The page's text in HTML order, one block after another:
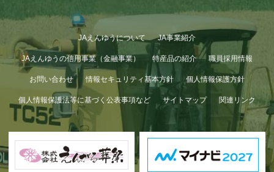
JAえんゆうについて JA事業紹介
JAえんゆうの信用事業（金融事業） 特産品の紹介 職員採用情報
お問い合わせ 情報セキュリティ基本方針 個人情報保護方針
個人情報保護法等に基づく公表事項など サイトマップ 関連リンク